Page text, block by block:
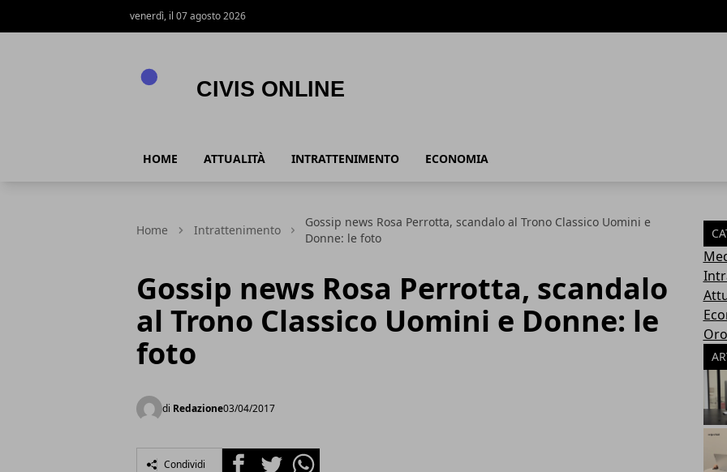
venerdì, il 07 agosto 2026
HOME ATTUALITÀ INTRATTENIMENTO ECONOMIA
Home Intrattenimento
Gossip news Rosa Perrotta, scandalo al Trono Classico Uomini e
Donne: le foto
Gossip news Rosa Perrotta, scandalo
al Trono Classico Uomini e Donne: le
foto
di Redazione03/04/2017
Condividi FacebookTwitterWhatsapp